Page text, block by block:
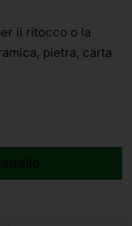
il ritocco o la
pietra, carta